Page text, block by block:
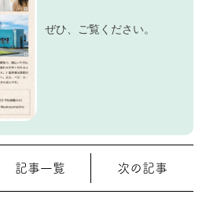
ぜひ、ご覧ください。
記事一覧 次の記事